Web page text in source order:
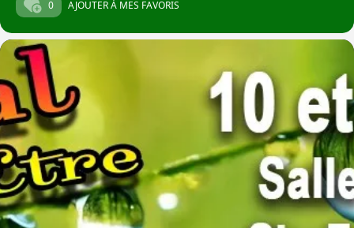
0
AJOUTER À MES FAVORIS